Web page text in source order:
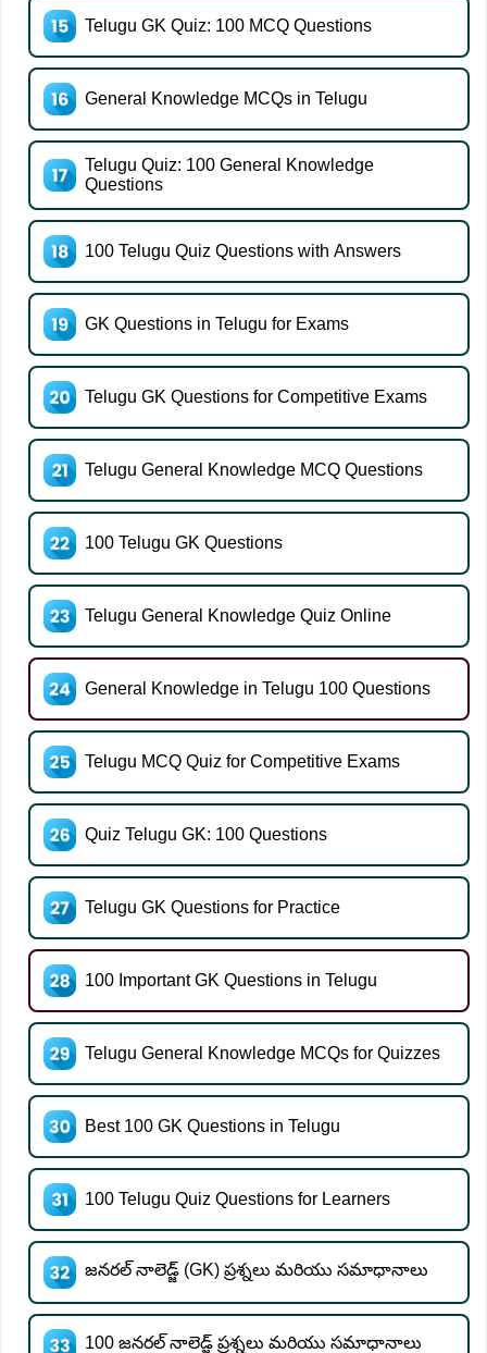
Telugu GK Quiz: 100 MCQ Questions
General Knowledge MCQs in Telugu
Telugu Quiz: 100 General Knowledge
Questions
100 Telugu Quiz Questions with Answers
GK Questions in Telugu for Exams
Telugu GK Questions for Competitive Exams
Telugu General Knowledge MCQ Questions
100 Telugu GK Questions
Telugu General Knowledge Quiz Online
General Knowledge in Telugu 100 Questions
Telugu MCQ Quiz for Competitive Exams
Quiz Telugu GK: 100 Questions
Telugu GK Questions for Practice
100 Important GK Questions in Telugu
Telugu General Knowledge MCQs for Quizzes
Best 100 GK Questions in Telugu
100 Telugu Quiz Questions for Learners
జనరల్ నాలెడ్జ్ (GK) ప్రశ్నలు మరియు సమాధానాలు
100 జనరల్ నాలెడ్జ్ ప్రశ్నలు మరియు సమాధానాలు